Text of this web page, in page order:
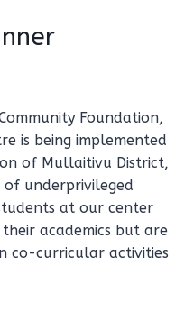
Foundation,
is being implemented
of Mullaitivu District,
underprivileged
at our center
academics but are
co-curricular activities